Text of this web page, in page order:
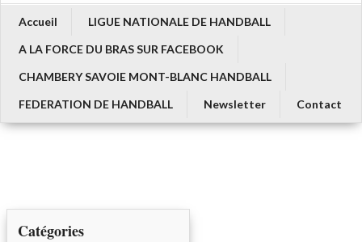
Accueil
LIGUE NATIONALE DE HANDBALL
A LA FORCE DU BRAS SUR FACEBOOK
CHAMBERY SAVOIE MONT-BLANC HANDBALL
FEDERATION DE HANDBALL
Newsletter Contact
Catégories